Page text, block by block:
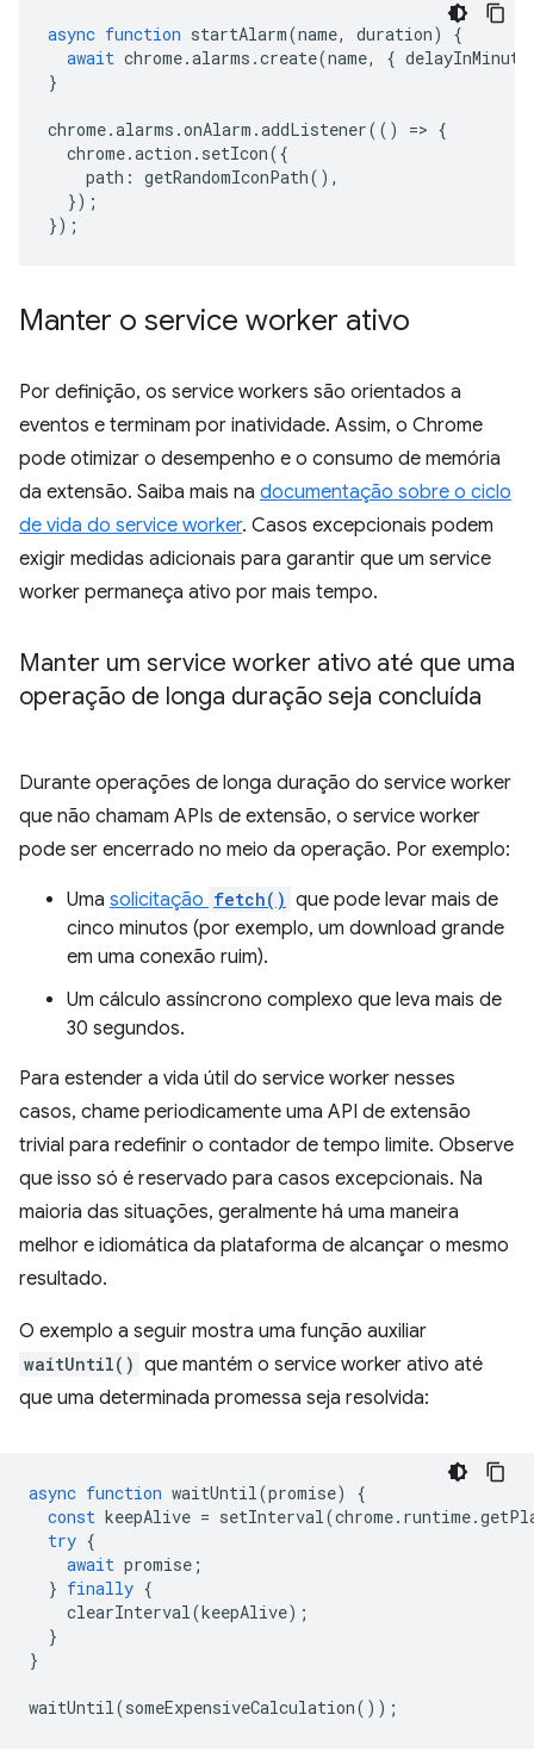
async function startAlarm(name, duration)
{
await chrome.alarms .create(name, {
}
chrome.alarms .onAlarm .addListener(() => {
chrome.action . setIcon({
path : getRandomIconPath(),
});
});
Manter o service worker ativo
Por definição, os service workers são orientados a
eventos e terminam por inatividade. Assim, o Chrome
pode otimizar o desempenho e o consumo de memória
da extensão. Saiba mais na documentação sobre o ciclo
de vida do service worker. Casos excepcionais podem
exigir medidas adicionais para garantir que um service
worker permaneça ativo por mais tempo.
Manter um service worker ativo até que uma
operação de longa duração seja concluída
Durante operações de longa duração do service worker
que não chamam APIs de extensão, o service worker
pode ser encerrado no meio da operação. Por exemplo:
Uma solicitação fetch() que pode levar mais de
cinco minutos (por exemplo, um download grande
em uma conexão ruim).
Um cálculo assíncrono complexo que leva mais de
30 segundos.
Para estender a vida útil do service worker nesses
casos, chame periodicamente uma API de extensão
trivial para redefinir o contador de tempo limite. Observe
que isso só é reservado para casos excepcionais. Na
maioria das situações, geralmente há uma maneira
melhor e idiomática da plataforma de alcançar o mesmo
resultado.
O exemplo a seguir mostra uma função auxiliar
waitUntil() que mantém o service worker ativo até
que uma determinada promessa seja resolvida:
async function waitUntil(promise)
{
const keepAlive = setInterval(chrome. runtime.
try {
await promise ;
} finally {
clearInterval(keepAlive);
}
}
waitUntil(someExpensiveCalculation());